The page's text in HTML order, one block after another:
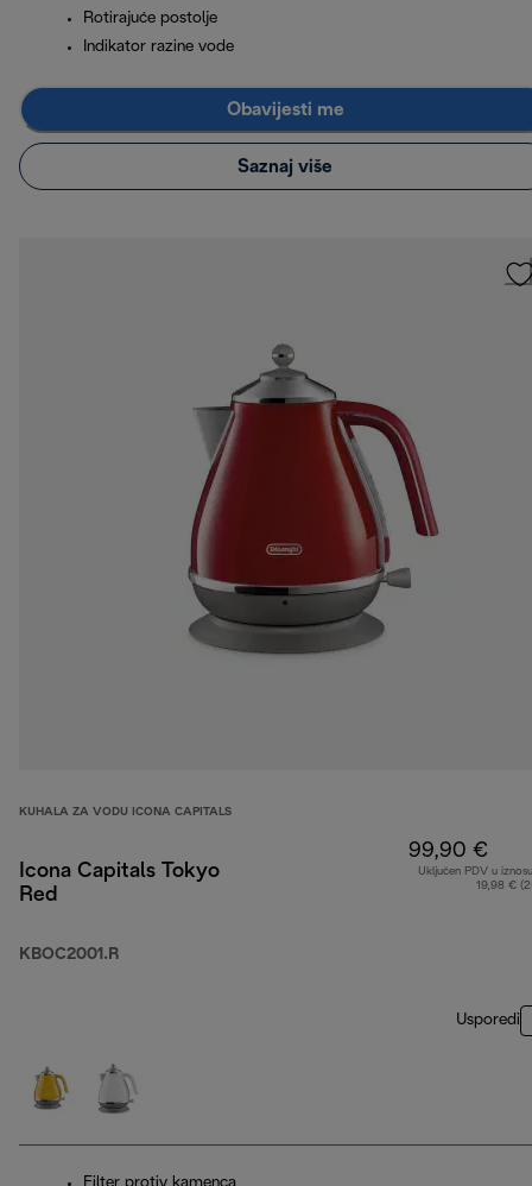
Rotirajuće postolje
Indikator razine vode
Obavijesti me
Saznaj više
KUHALA ZA VODU ICONA CAPITALS
Icona Capitals Tokyo
Red
KBOC2001.R
99,90 €
Uključen PDV u
19,98 €
Usporedi